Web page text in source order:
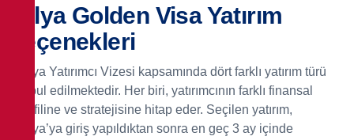
İtalya Golden Visa Yatırım
Seçenekleri
İtalya Yatırımcı Vizesi kapsamında dört farklı yatırım türü
kabul edilmektedir. Her biri, yatırımcının farklı finansal
profiline ve stratejisine hitap eder. Seçilen yatırım,
İtalya’ya giriş yapıldıktan sonra en geç 3 ay içinde